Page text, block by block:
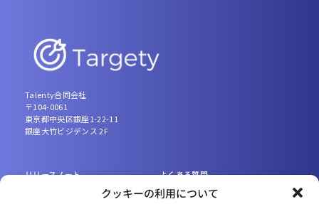
クッキーの利用について
Talenty合同会社
〒104-0061
東京都中央区銀座1-22-11
銀座大竹ビジデンス 2F
リリースノート
よくある質問
会社概要